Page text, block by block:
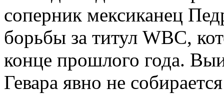
соперник мексиканец
борьбы за титул WBC,
конце прошлого года.
Гевара явно не